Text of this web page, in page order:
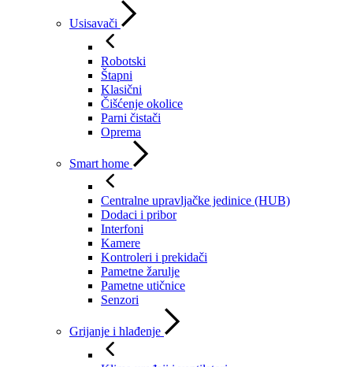
Usisavači
Robotski
Štapni
Klasični
Čišćenje okolice
Parni čistači
Oprema
Smart home
Centralne upravljačke jedinice (HUB)
Dodaci i pribor
Interfoni
Kamere
Kontroleri i prekidači
Pametne žarulje
Pametne utičnice
Senzori
Grijanje i hlađenje